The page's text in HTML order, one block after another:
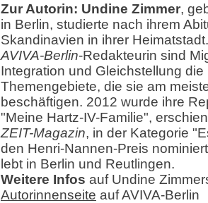
Zur Autorin: Undine Zimmer,
in Berlin, studierte nach ihrem
Skandinavien in ihrer
AVIVA-Berlin-Redakteurin sind
Integration und Gleichstellung die
Themengebiete, die sie am
beschäftigen. 2012 wurde ihre
"Meine Hartz-IV-Familie",
ZEIT-Magazin, in der Kategorie
den Henri-Nannen-Preis
lebt in Berlin und Reutlingen.
Weitere Infos auf Undine
Autorinnenseite auf AVIVA-Berlin